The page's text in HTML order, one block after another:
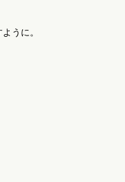
うに。